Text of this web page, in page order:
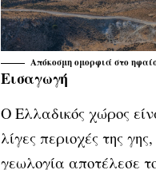
Απόκοσμη ομορφιά στο
Εισαγωγή
Ο Ελλαδικός χώρος
λίγες περιοχές της
γεωλογία αποτέλεσε